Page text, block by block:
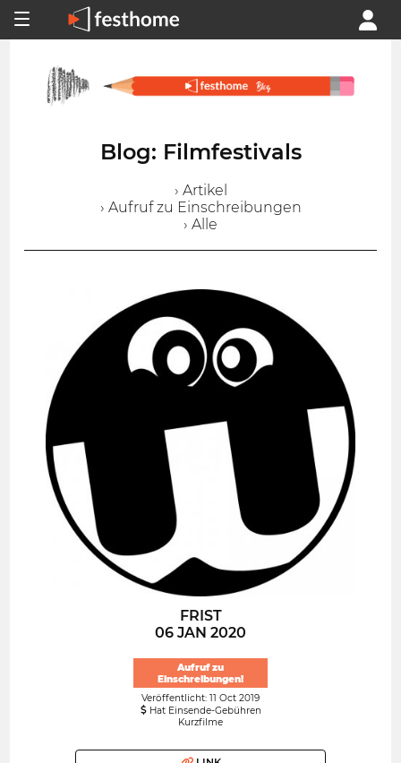
Blog: Filmfestivals
› Artikel
› Aufruf zu Einschreibungen
› Alle
FRIST
06 JAN 2020
Aufruf zu
Einschreibungen!
Veröffentlicht: 11 Oct 2019
Hat Einsende-Gebühren
Kurzfilme